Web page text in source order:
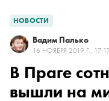
НОВОСТИ
Вадим Палько
16 НОЯБРЯ 2019 Г.,
В Праге
вышли на